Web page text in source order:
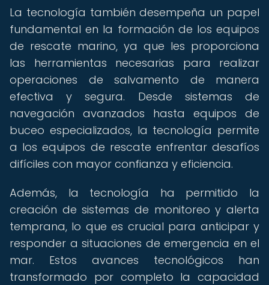
La tecnología también desempeña un papel
fundamental en la formación de los equipos
de rescate marino, ya que les proporciona
las herramientas necesarias para realizar
operaciones de salvamento de manera
efectiva y segura. Desde sistemas de
navegación avanzados hasta equipos de
buceo especializados, la tecnología permite
a los equipos de rescate enfrentar desafíos
difíciles con mayor confianza y eficiencia.
Además, la tecnología ha permitido la
creación de sistemas de monitoreo y alerta
temprana, lo que es crucial para anticipar y
responder a situaciones de emergencia en el
mar. Estos avances tecnológicos han
transformado por completo la capacidad